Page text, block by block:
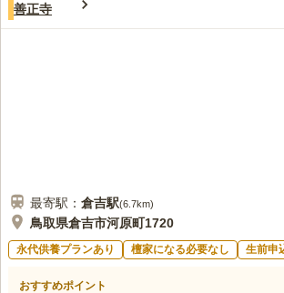
善正寺
最寄駅： 倉吉駅(6.7km)
鳥取県倉吉市河原町1720
永代供養プランあり 檀家になる必要なし 生前申
おすすめポイント